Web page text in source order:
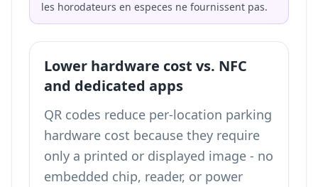
les horodateurs en especes ne fournissent pas.
Lower hardware cost vs. NFC
and dedicated apps
QR codes reduce per-location parking
hardware cost because they require
only a printed or displayed image - no
embedded chip, reader, or power